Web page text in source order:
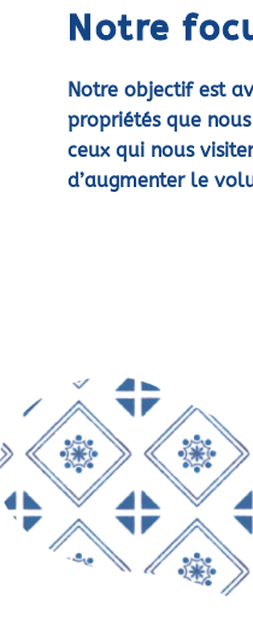
Notre
Notre objectif est
propriétés que
ceux qui nous
d’augmenter le